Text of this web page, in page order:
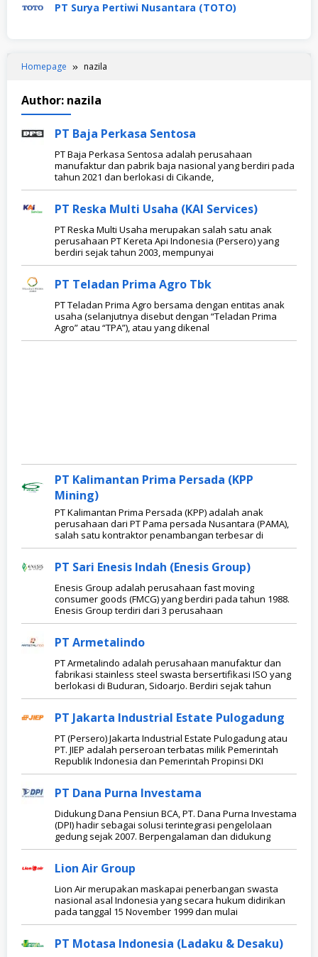
PT Surya Pertiwi Nusantara (TOTO)
Homepage nazila
Author: nazila
PT Baja Perkasa Sentosa
PT Baja Perkasa Sentosa adalah perusahaan
manufaktur dan pabrik baja nasional yang berdiri pada
tahun 2021 dan berlokasi di Cikande,
PT Reska Multi Usaha (KAI Services)
PT Reska Multi Usaha merupakan salah satu anak
perusahaan PT Kereta Api Indonesia (Persero) yang
berdiri sejak tahun 2003, mempunyai
PT Teladan Prima Agro Tbk
PT Teladan Prima Agro bersama dengan entitas anak
usaha (selanjutnya disebut dengan “Teladan Prima
Agro” atau “TPA”), atau yang dikenal
PT Kalimantan Prima Persada (KPP
Mining)
PT Kalimantan Prima Persada (KPP) adalah anak
perusahaan dari PT Pama persada Nusantara (PAMA),
salah satu kontraktor penambangan terbesar di
PT Sari Enesis Indah (Enesis Group)
Enesis Group adalah perusahaan fast moving
consumer goods (FMCG) yang berdiri pada tahun 1988.
Enesis Group terdiri dari 3 perusahaan
PT Armetalindo
PT Armetalindo adalah perusahaan manufaktur dan
fabrikasi stainless steel swasta bersertifikasi ISO yang
berlokasi di Buduran, Sidoarjo. Berdiri sejak tahun
PT Jakarta Industrial Estate Pulogadung
PT (Persero) Jakarta Industrial Estate Pulogadung atau
PT. JIEP adalah perseroan terbatas milik Pemerintah
Republik Indonesia dan Pemerintah Propinsi DKI
PT Dana Purna Investama
Didukung Dana Pensiun BCA, PT. Dana Purna Investama
(DPI) hadir sebagai solusi terintegrasi pengelolaan
gedung sejak 2007. Berpengalaman dan didukung
Lion Air Group
Lion Air merupakan maskapai penerbangan swasta
nasional asal Indonesia yang secara hukum didirikan
pada tanggal 15 November 1999 dan mulai
PT Motasa Indonesia (Ladaku & Desaku)